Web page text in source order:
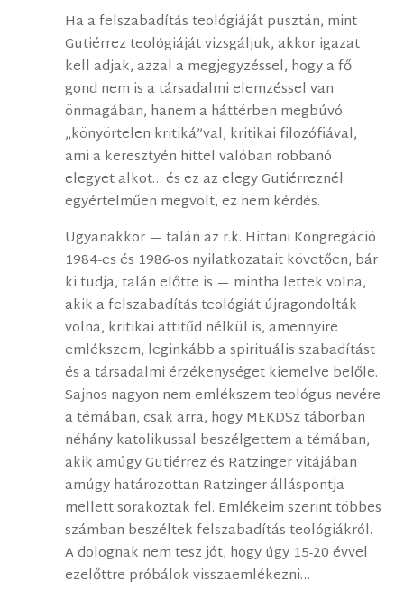
Ha a felszabadítás teológiáját pusztán, mint
Gutiérrez teológiáját vizsgáljuk, akkor igazat
kell adjak, azzal a megjegyzéssel, hogy a fő
gond nem is a társadalmi elemzéssel van
önmagában, hanem a háttérben megbúvó
„könyörtelen kritiká”val, kritikai filozófiával,
ami a keresztyén hittel valóban robbanó
elegyet alkot… és ez az elegy Gutiérreznél
egyértelműen megvolt, ez nem kérdés.
Ugyanakkor — talán az r.k. Hittani Kongregáció
1984-es és 1986-os nyilatkozatait követően, bár
ki tudja, talán előtte is — mintha lettek volna,
akik a felszabadítás teológiát újragondolták
volna, kritikai attitűd nélkül is, amennyire
emlékszem, leginkább a spirituális szabadítást
és a társadalmi érzékenységet kiemelve belőle.
Sajnos nagyon nem emlékszem teológus nevére
a témában, csak arra, hogy MEKDSz táborban
néhány katolikussal beszélgettem a témában,
akik amúgy Gutiérrez és Ratzinger vitájában
amúgy határozottan Ratzinger álláspontja
mellett sorakoztak fel. Emlékeim szerint többes
számban beszéltek felszabadítás teológiákról.
A dolognak nem tesz jót, hogy úgy 15-20 évvel
ezelőttre próbálok visszaemlékezni…